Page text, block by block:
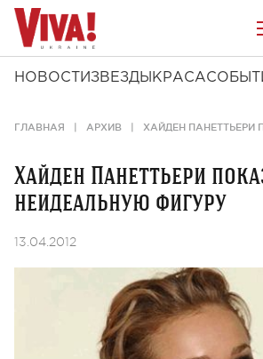
НОВОСТИ ЗВЕЗДЫ КРАСА
ГЛАВНАЯ АРХИВ ХАЙДЕН
Хайден Панеттьери
неидеальную фигуру
13.04.2012